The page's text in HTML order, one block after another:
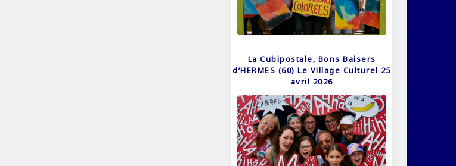
La Cubipostale, Bons Baisers
d’HERMES (60) Le Village Culturel 25
avril 2026